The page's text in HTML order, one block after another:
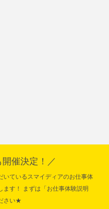
催決定！／
いているスマイディアのお仕事体
ます！ まずは「お仕事体験説明
さい★